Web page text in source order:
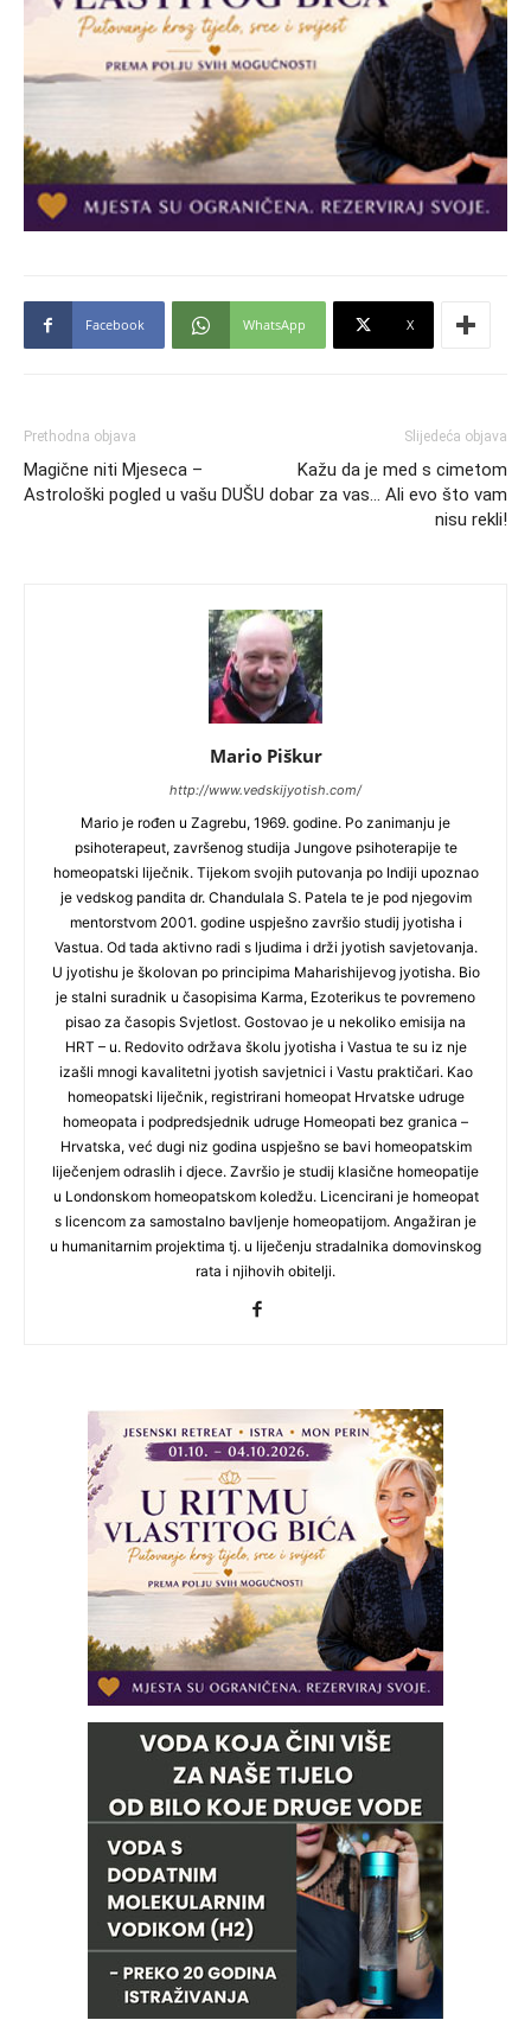
Facebook WhatsApp X
Prethodna objava
Magične niti Mjeseca –
Astrološki pogled u vašu DUŠU
Slijedeća objava
Kažu da je med s cimetom
dobar za vas… Ali evo što vam
nisu rekli!
Mario Piškur
http://www.vedskijyotish.com/
Mario je rođen u Zagrebu, 1969. godine. Po zanimanju je
psihoterapeut, završenog studija Jungove psihoterapije te
homeopatski liječnik. Tijekom svojih putovanja po Indiji upoznao
je vedskog pandita dr. Chandulala S. Patela te je pod njegovim
mentorstvom 2001. godine uspješno završio studij jyotisha i
Vastua. Od tada aktivno radi s ljudima i drži jyotish savjetovanja.
U jyotishu je školovan po principima Maharishijevog jyotisha. Bio
je stalni suradnik u časopisima Karma, Ezoterikus te povremeno
pisao za časopis Svjetlost. Gostovao je u nekoliko emisija na
HRT – u. Redovito održava školu jyotisha i Vastua te su iz nje
izašli mnogi kavalitetni jyotish savjetnici i Vastu praktičari. Kao
homeopatski liječnik, registrirani homeopat Hrvatske udruge
homeopata i podpredsjednik udruge Homeopati bez granica –
Hrvatska, već dugi niz godina uspješno se bavi homeopatskim
liječenjem odraslih i djece. Završio je studij klasične homeopatije
u Londonskom homeopatskom koledžu. Licencirani je homeopat
s licencom za samostalno bavljenje homeopatijom. Angažiran je
u humanitarnim projektima tj. u liječenju stradalnika domovinskog
rata i njihovih obitelji.